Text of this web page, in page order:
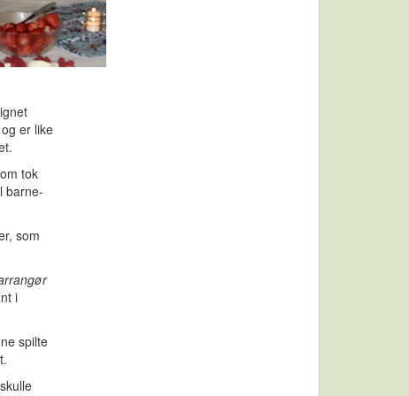
er like
tok
barne-
som
i
spilte